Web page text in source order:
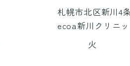
札幌市北区新川4
ecoa新川クリニ
火